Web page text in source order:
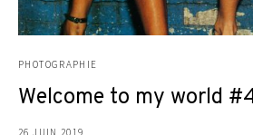
PHOTOGRAPHIE
Welcome to my world
26 JUIN 2019